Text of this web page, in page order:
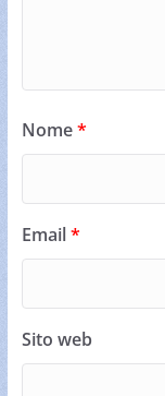
Nome*
Email*
Sito web